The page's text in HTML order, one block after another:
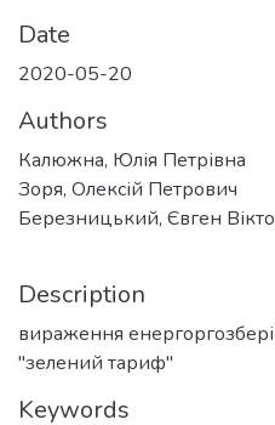
Date
2020-05-20
Authors
Калюжна, Юлія Петрівна
Зоря, Олексій Петрович
Березницький, Євген
Description
вираження
"зелений тариф"
Keywords